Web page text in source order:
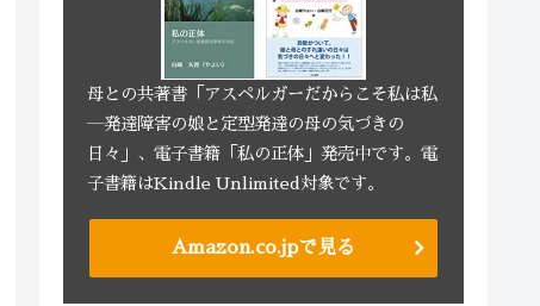
母との共著書「アスペルガーだからこそ私は私
―発達障害の娘と定型発達の母の気づきの
日々」、電子書籍「私の正体」発売中です。電
子書籍はKindle Unlimited対象です。
Amazon.co.jpで見る